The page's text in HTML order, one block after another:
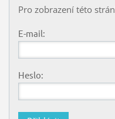
Pro zobrazení této
E-mail:
Heslo: